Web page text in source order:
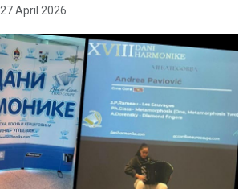
27 April 2026